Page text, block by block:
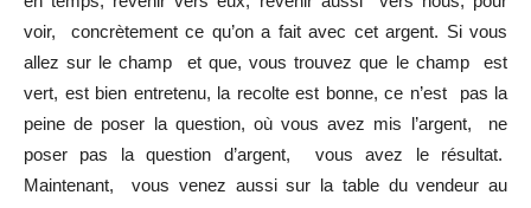
voir, concrètement ce qu’on a fait avec cet argent. Si vous
allez sur le champ et que, vous trouvez que le champ est
vert, est bien entretenu, la recolte est bonne, ce n’est pas la
peine de poser la question, où vous avez mis l’argent, ne
poser pas la question d’argent, vous avez le résultat.
Maintenant, vous venez aussi sur la table du vendeur au